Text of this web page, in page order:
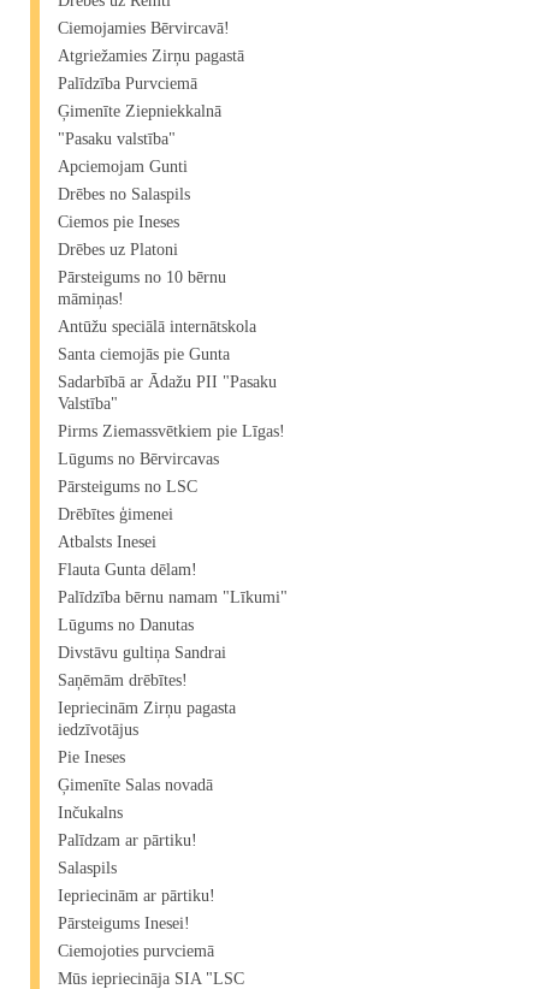
Ciemojamies Bērvircavā!
Atgriežamies Zirņu pagastā
Palīdzība Purvciemā
Ģimenīte Ziepniekkalnā
"Pasaku valstība"
Apciemojam Gunti
Drēbes no Salaspils
Ciemos pie Ineses
Drēbes uz Platoni
Pārsteigums no 10 bērnu
māmiņas!
Antūžu speciālā internātskola
Santa ciemojās pie Gunta
Sadarbībā ar Ādažu PII "Pasaku
Valstība"
Pirms Ziemassvētkiem pie Līgas!
Lūgums no Bērvircavas
Pārsteigums no LSC
Drēbītes ģimenei
Atbalsts Inesei
Flauta Gunta dēlam!
Palīdzība bērnu namam "Līkumi"
Lūgums no Danutas
Divstāvu gultiņa Sandrai
Saņēmām drēbītes!
Iepriecinām Zirņu pagasta
iedzīvotājus
Pie Ineses
Ģimenīte Salas novadā
Inčukalns
Palīdzam ar pārtiku!
Salaspils
Iepriecinām ar pārtiku!
Pārsteigums Inesei!
Ciemojoties purvciemā
Mūs iepriecināja SIA "LSC